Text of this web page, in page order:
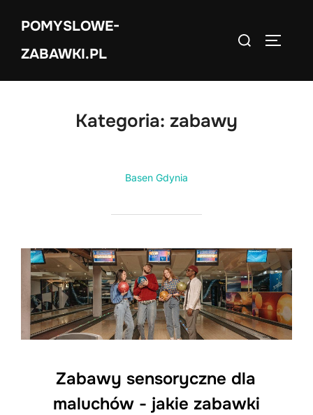
content
POMYSLOWE-
ZABAWKI.PL
Search
Kategoria: zabawy
Basen Gdynia
Zabawy sensoryczne dla
maluchów - jakie zabawki